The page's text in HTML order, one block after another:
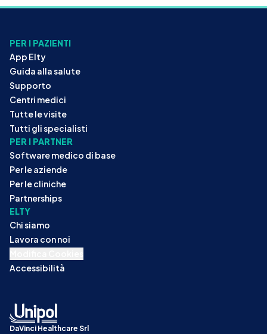
PER I PAZIENTI
App Elty
Guida alla salute
Supporto
Centri medici
Tutte le visite
Tutti gli specialisti
PER I PARTNER
Software medico di base
Per le aziende
Per le cliniche
Partnerships
ELTY
Chi siamo
Lavora con noi
Accessibilità
DaVinci Healthcare Srl